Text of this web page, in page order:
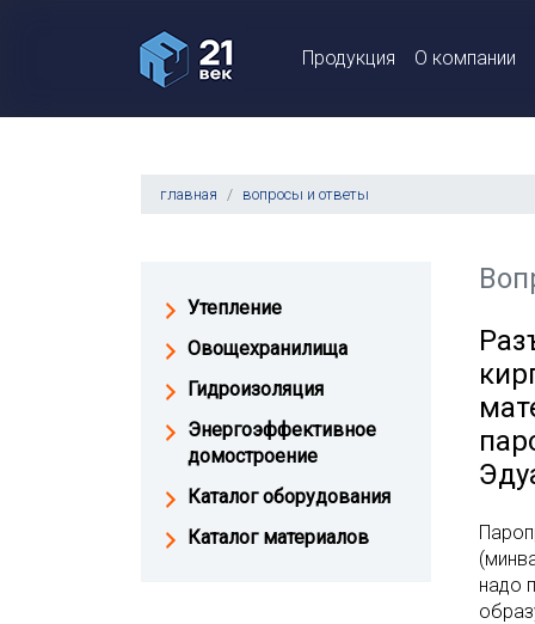
Продукция О компании
главная вопросы и ответы
надо
Утепление
Овощехранилища
Гидроизоляция
Энергоэффективное
домостроение
Каталог оборудования
Каталог материалов